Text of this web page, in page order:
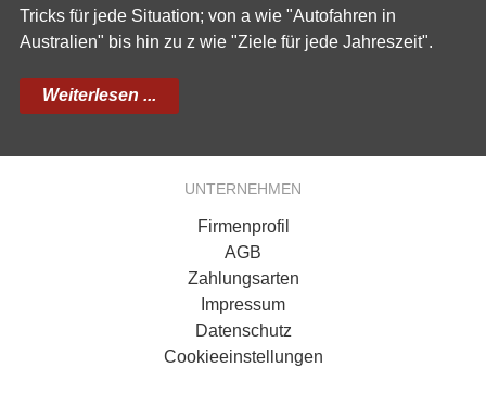
Tricks für jede Situation; von a wie "Autofahren in
Australien" bis hin zu z wie "Ziele für jede Jahreszeit".
Weiterlesen ...
UNTERNEHMEN
Firmenprofil
AGB
Zahlungsarten
Impressum
Datenschutz
Cookieeinstellungen